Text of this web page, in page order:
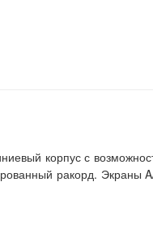
корпус с
ракорд. Экраны